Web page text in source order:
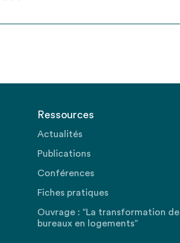
Ressources
Actualités
Publications
Conférences
Fiches pratiques
Ouvrage : “La transformation de
bureaux en logements”